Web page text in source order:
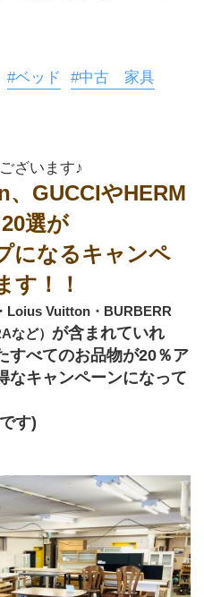
#ベッド #中古 家具
ざいます♪
GUCCIやHERM
選が
になるキャンペ
す！！
Loius Vuitton・BURBERR
など） が含まれていれ
すべてのお品物が20％ア
なキャンペーンになって
す)